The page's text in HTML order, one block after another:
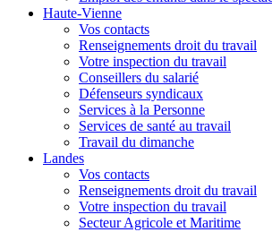
Haute-Vienne
Vos contacts
Renseignements droit du travail
Votre inspection du travail
Conseillers du salarié
Défenseurs syndicaux
Services à la Personne
Services de santé au travail
Travail du dimanche
Landes
Vos contacts
Renseignements droit du travail
Votre inspection du travail
Secteur Agricole et Maritime